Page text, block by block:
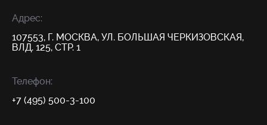
Адрес:
107553, Г. МОСКВА, УЛ. БОЛЬШАЯ ЧЕРКИЗОВСКАЯ,
ВЛД. 125, СТР. 1
Телефон:
+7 (495) 500-3-100